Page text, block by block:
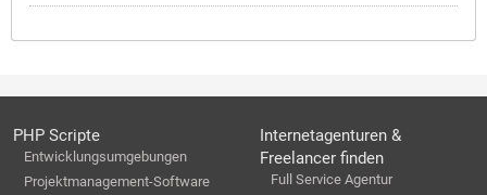
PHP Scripte
Entwicklungsumgebungen
Projektmanagement-Software
Internetagenturen &
Freelancer finden
Full Service Agentur